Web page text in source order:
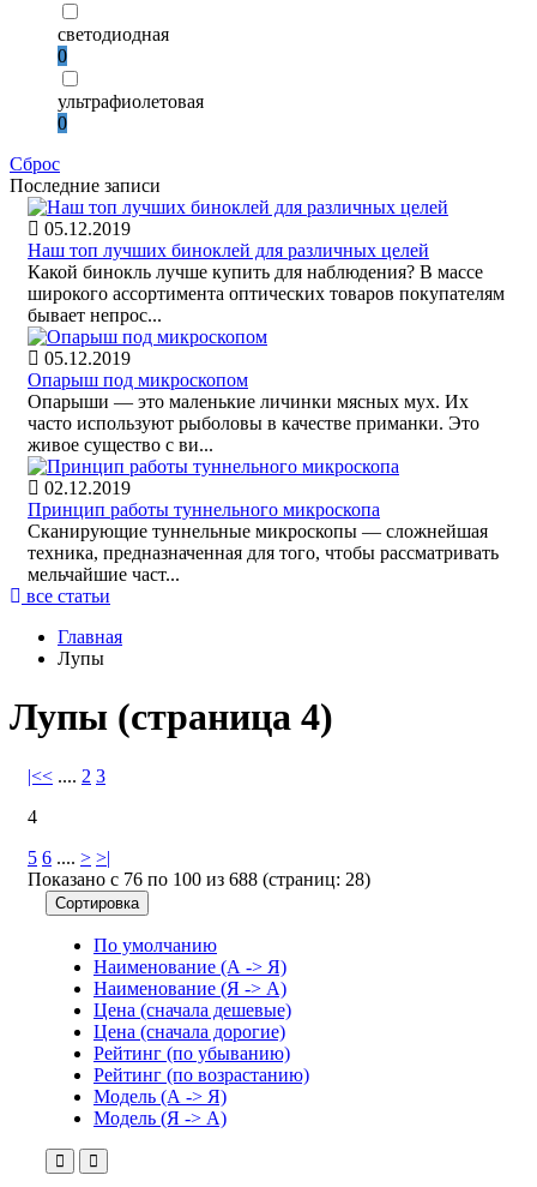
светодиодная
0
ультрафиолетовая
0
Сброс
Последние записи
05.12.2019
Наш топ лучших биноклей для различных целей
Какой бинокль лучше купить для наблюдения? В массе
широкого ассортимента оптических товаров покупателям
бывает непрос...
05.12.2019
Опарыш под микроскопом
Опарыши — это маленькие личинки мясных мух. Их
часто используют рыболовы в качестве приманки. Это
живое существо с ви...
02.12.2019
Принцип работы туннельного микроскопа
Сканирующие туннельные микроскопы — сложнейшая
техника, предназначенная для того, чтобы рассматривать
мельчайшие част...
все статьи
Главная
Лупы
Лупы (страница 4)
|<< .... 2 3
4
5 6 .... > >|
Показано с 76 по 100 из 688 (страниц: 28)
Сортировка
По умолчанию
Наименование (А -> Я)
Наименование (Я -> А)
Цена (сначала дешевые)
Цена (сначала дорогие)
Рейтинг (по убыванию)
Рейтинг (по возрастанию)
Модель (А -> Я)
Модель (Я -> А)